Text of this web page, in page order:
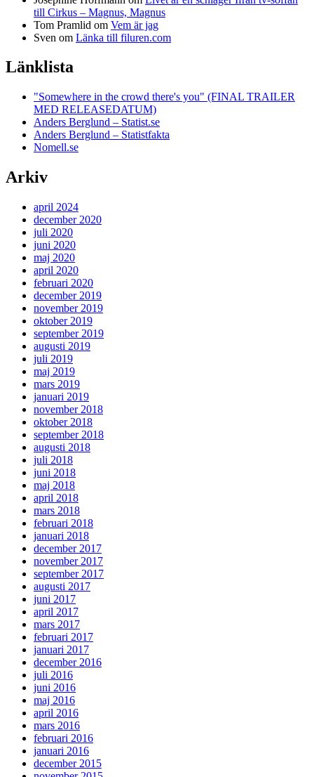
till Cirkus – Magnus, Magnus
Tom Pramlid om Vem är jag
Sven om Länka till filuren.com
Länklista
"Somewhere in the crowd there's you" (FINAL TRAILER
MED RELEASEDATUM)
Anders Berglund – Statist.se
Anders Berglund – Statistfakta
Nomell.se
Arkiv
april 2024
december 2020
juli 2020
juni 2020
maj 2020
april 2020
februari 2020
december 2019
november 2019
oktober 2019
september 2019
augusti 2019
juli 2019
maj 2019
mars 2019
januari 2019
november 2018
oktober 2018
september 2018
augusti 2018
juli 2018
juni 2018
maj 2018
april 2018
mars 2018
februari 2018
januari 2018
december 2017
november 2017
september 2017
augusti 2017
juni 2017
april 2017
mars 2017
februari 2017
januari 2017
december 2016
juli 2016
juni 2016
maj 2016
april 2016
mars 2016
februari 2016
januari 2016
december 2015